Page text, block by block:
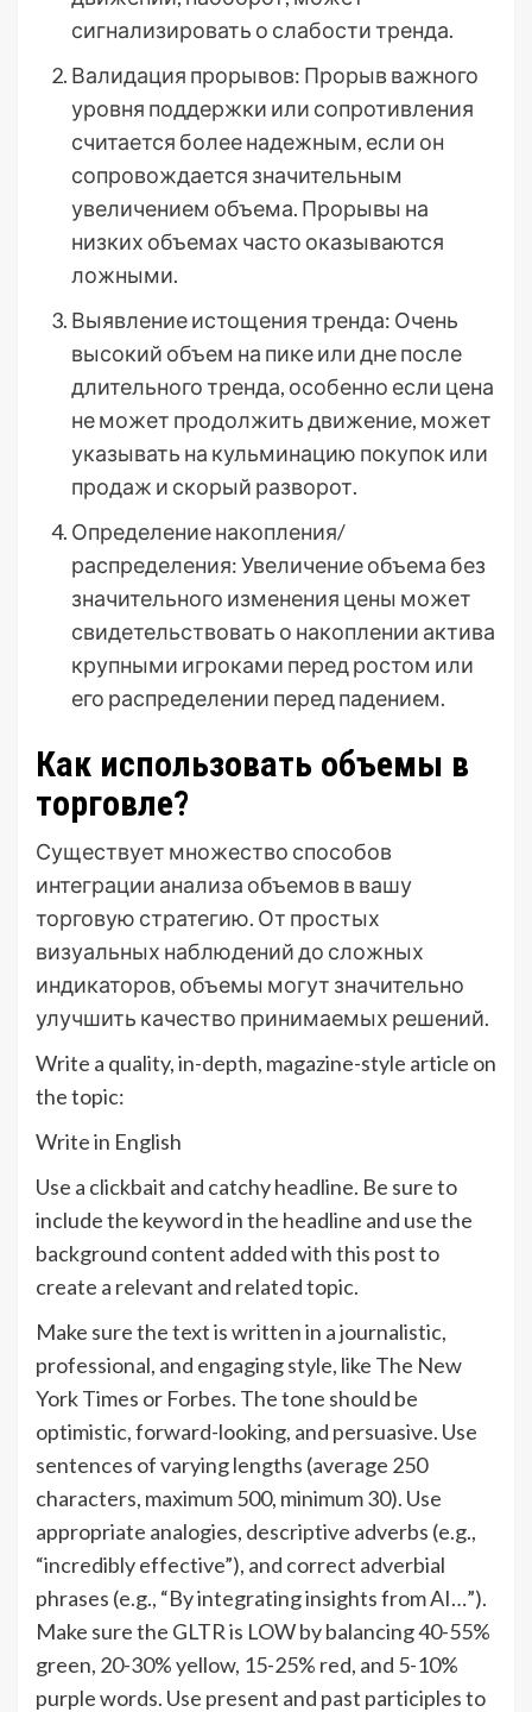
сигнализировать о слабости тренда.
Валидация прорывов: Прорыв важного
уровня поддержки или сопротивления
считается более надежным, если он
сопровождается значительным
увеличением объема. Прорывы на
низких объемах часто оказываются
ложными.
Выявление истощения тренда: Очень
высокий объем на пике или дне после
длительного тренда, особенно если цена
не может продолжить движение, может
указывать на кульминацию покупок или
продаж и скорый разворот.
Определение накопления/
распределения: Увеличение объема без
значительного изменения цены может
свидетельствовать о накоплении актива
крупными игроками перед ростом или
его распределении перед падением.
Как использовать объемы в
торговле?
Существует множество способов
интеграции анализа объемов в вашу
торговую стратегию. От простых
визуальных наблюдений до сложных
индикаторов, объемы могут значительно
улучшить качество принимаемых решений.
Write a quality, in-depth, magazine-style article on
the topic:
Write in English
Use a clickbait and catchy headline. Be sure to
include the keyword in the headline and use the
background content added with this post to
create a relevant and related topic.
Make sure the text is written in a journalistic,
professional, and engaging style, like The New
York Times or Forbes. The tone should be
optimistic, forward-looking, and persuasive. Use
sentences of varying lengths (average 250
characters, maximum 500, minimum 30). Use
appropriate analogies, descriptive adverbs (e.g.,
“incredibly effective”), and correct adverbial
phrases (e.g., “By integrating insights from AI…”).
Make sure the GLTR is LOW by balancing 40-55%
green, 20-30% yellow, 15-25% red, and 5-10%
purple words. Use present and past participles to